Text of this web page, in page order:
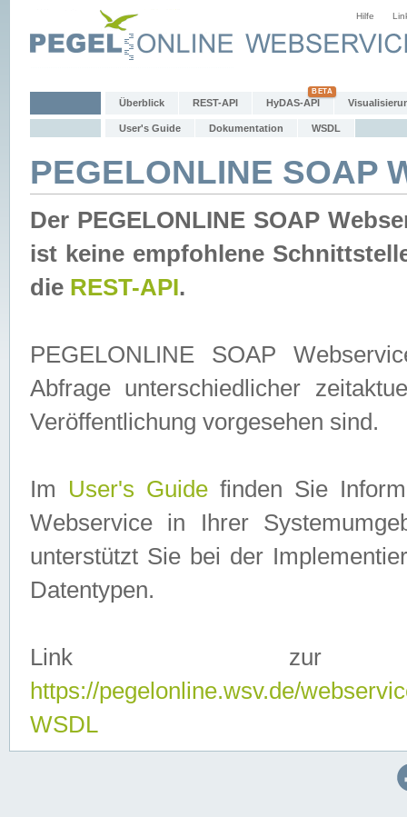
Hilfe
Überblick REST-API HyDAS-API
User's Guide Dokumentation WSDL
PEGELONLINE SOAP
Der PEGELONLINE SOAP
ist keine empfohlene
die REST-API.
PEGELONLINE SOAP
Abfrage unterschiedlicher
Veröffentlichung vorgesehen sind.
Im User's Guidefinden Sie
Webservice in Ihrer
unterstützt Sie bei der
Datentypen.
Link zur
https://pegelonline.wsv.de/
WSDL